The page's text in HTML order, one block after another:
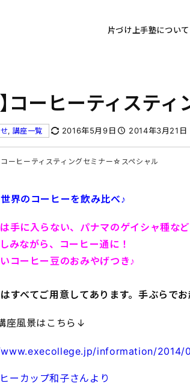
片づけ上手塾について
】コーヒーティステ
, 講座一覧 2016年5月9日 2014年3月21日
コーヒーティスティングセミナー☆スペシャル
界のコーヒーを飲み比べ♪
手に入らない、 パナマのゲイシャ種な
みながら、コーヒー通に！
コーヒー豆のおみやげつき♪
すべてご用意してあります。手ぶらでお
座風景はこちら↓
information/2014/